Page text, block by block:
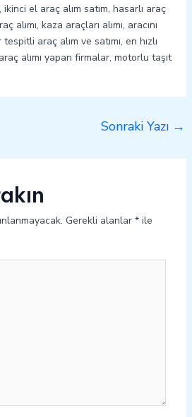
ikinci el araç alım satım, hasarlı araç
alımı, kaza araçları alımı, aracını
araç alım ve satımı, en hızlı
alımı yapan firmalar, motorlu taşıt
Sonraki Yazı →
Gerekli alanlar *ile